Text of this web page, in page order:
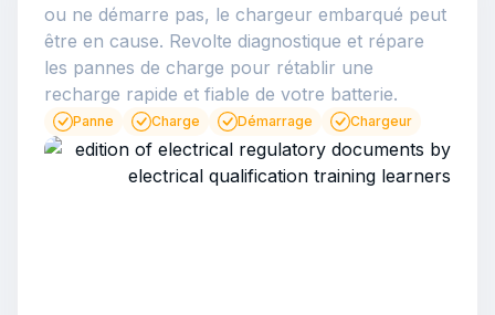
ou ne démarre pas, le chargeur embarqué peut
être en cause. Revolte diagnostique et répare
les pannes de charge pour rétablir une
recharge rapide et fiable de votre batterie.
Panne Charge Démarrage Chargeur